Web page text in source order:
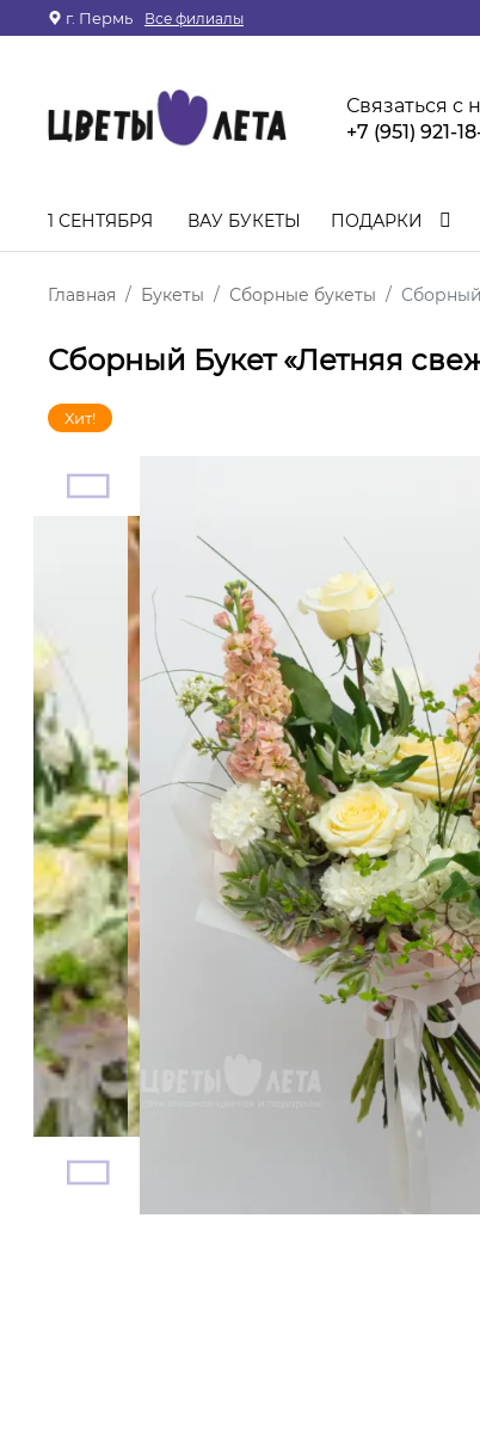
г. Пермь Все филиалы
Связаться с
+7 (951) 921-
1 СЕНТЯБРЯ ВАУ БУКЕТЫ ПОДАРКИ
Главная Букеты Сборные букеты Сборный
Сборный Букет «Летняя
Хит!